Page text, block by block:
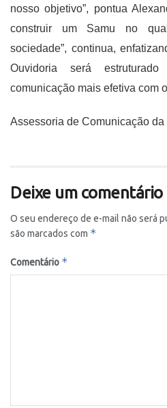
nosso objetivo”, pontua
construir um Samu no
sociedade”, continua,
Ouvidoria será
comunicação mais efetiva com
Assessoria de Comunicação da
Deixe um comentário
O seu endereço de e-mail não será
são marcados com *
Comentário *